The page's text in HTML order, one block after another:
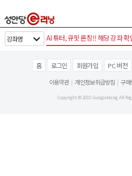
홈 로그인 회원가입 PC 버전
이용약관|개인정보취급방침 |구
Copyright © 2015 Sungandang All